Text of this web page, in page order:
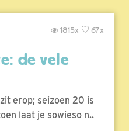
67x
1815x
de vele
erop; seizoen 20 is
laat je sowieso n..